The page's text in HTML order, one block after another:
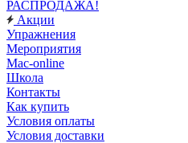
РАСПРОДАЖА!
Акции
Упражнения
Мероприятия
Mac-online
Школа
Контакты
Как купить
Условия оплаты
Условия доставки